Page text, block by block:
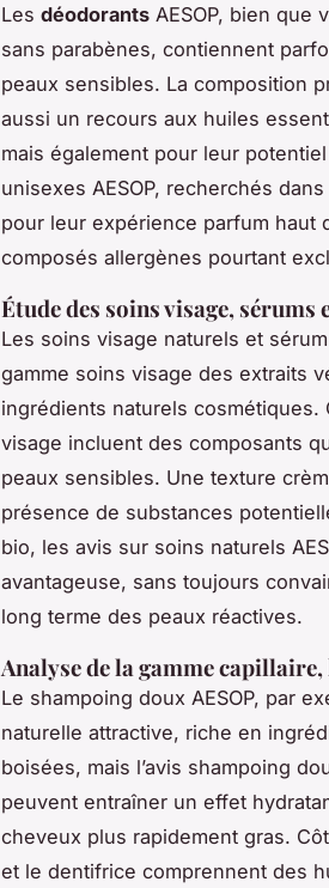
Les déodorants AESOP, bien que
sans parabènes, contiennent
peaux sensibles. La composition
aussi un recours aux huiles
mais également pour leur
unisexes AESOP, recherchés
pour leur expérience parfum haut
composés allergènes pourtant
Étude des soins visage,
Les soins visage naturels et
gamme soins visage des extraits
ingrédients naturels
visage incluent des composants
peaux sensibles. Une texture
présence de substances
bio, les avis sur soins naturels
avantageuse, sans toujours
long terme des peaux réactives.
Analyse de la gamme
Le shampoing doux AESOP, par
naturelle attractive, riche en
boisées, mais l’avis shampoing
peuvent entraîner un effet
cheveux plus rapidement gras.
et le dentifrice comprennent des